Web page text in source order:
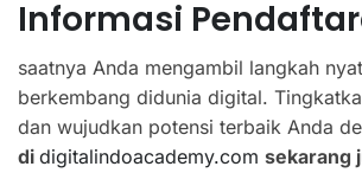
Informasi
saatnya Anda mengambil langkah
berkembang didunia digital.
dan wujudkan potensi terbaik Anda
di digitalindoacademy.com sekarang